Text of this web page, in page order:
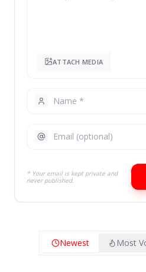
ATTACH MEDIA
* Your email is kept private and
never published.
Newest Most